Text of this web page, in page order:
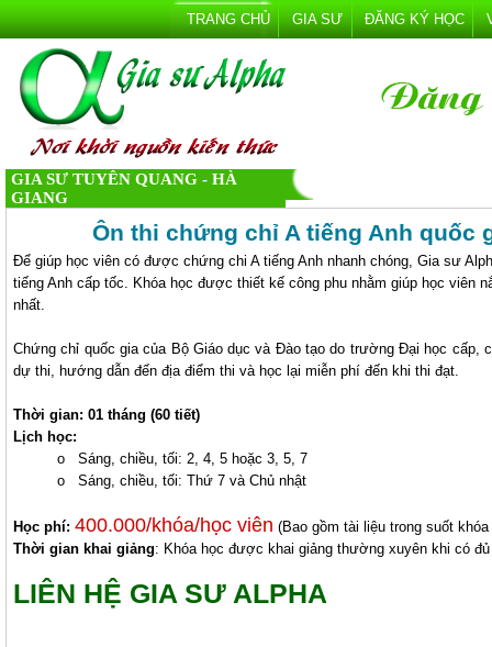
TRANG CHỦ GIA SƯ ĐĂNG KÝ HỌC
GIA SƯ TUYÊN QUANG - HÀ
GIANG
Ôn thi chứng chỉ A tiếng Anh quốc
Để giúp học viên có được chứng chi A tiếng Anh nhanh chóng, Gia sư
tiếng Anh cấp tốc. Khóa học được thiết kế công phu nhằm giúp học viên
nhất.
Chứng chỉ quốc gia của Bộ Giáo dục và Đào tạo do trường Đại học
dự thi, hướng dẫn đến địa điểm thi và học lại miễn phí đến khi thi đạt.
Thời gian: 01 tháng (60 tiết)
Lịch học:
o Sáng, chiều, tối: 2, 4, 5 hoặc 3, 5, 7
o Sáng, chiều, tối: Thứ 7 và Chủ nhật
Học phí: 400.000/khóa/học viên (Bao gồm tài liệu trong suốt
Thời gian khai giảng: Khóa học được khai giảng thường xuyên khi có
LIÊN HỆ GIA SƯ ALPHA